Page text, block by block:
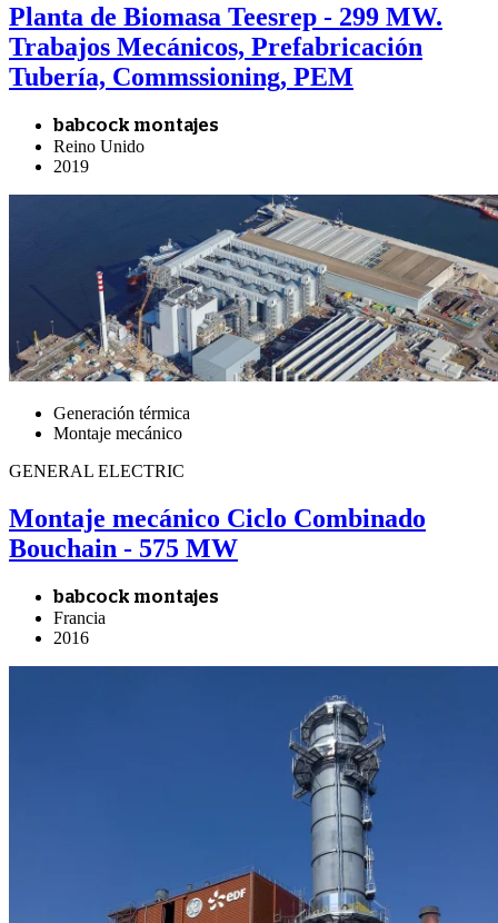
Planta de Biomasa Teesrep - 299 MW.
Trabajos Mecánicos, Prefabricación
Tubería, Commssioning, PEM
babcock montajes
Reino Unido
2019
Generación térmica
Montaje mecánico
GENERAL ELECTRIC
Montaje mecánico Ciclo Combinado
Bouchain - 575 MW
babcock montajes
Francia
2016